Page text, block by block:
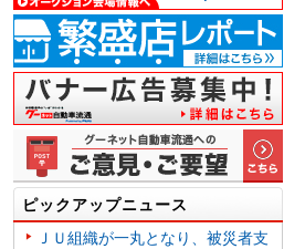
ピックアップニュース
ＪＵ組織が一丸となり、被災者支